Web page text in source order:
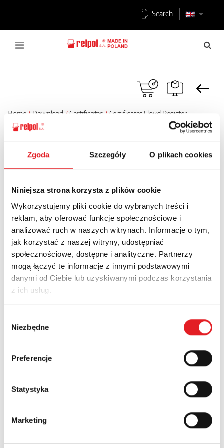
Zgoda Szczegóły O plikach cookies
Niniejsza strona korzysta z plików cookie
Wykorzystujemy pliki cookie do wybranych treści i
reklam, aby oferować funkcje społecznościowe i
analizować ruch w naszych witrynach. Informacje o tym,
jak korzystać z naszej witryny, udostępniać
społecznościowe, dostępne i analityczne. Partnerzy
mogą łączyć te informacje z innymi podstawowymi
danymi od Ciebie lub uzyskiwanymi podczas korzystania
z ich usług.
zgody
Niezbędne
Preferencje
Statystyka
Marketing
Search
Home Download Certificates Certificates Lloyd Register
Lloyd R15, PS-11, PZ-8, PZ-11
Download PDF
Lloyd R4, R4N, GZT4
Download PDF
PCB relays for electronics